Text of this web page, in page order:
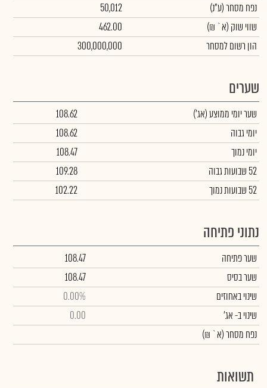
נפח מסחר(ע"נ)
50,012
שווי שוק (א` ₪)
462.00
הון רשום למסחר
300,000,000
שערים
שער יומי ממוצע(אג')
108.62
יומי גבוה
108.62
יומי נמוך
108.47
52 שבועות גבוה
109.28
52 שבועות נמוך
102.22
נתוני פתיחה
שער פתיחה
108.47
שער בסיס
108.47
שינוי באחוזים
0.00%
שינויב- אג'
0.00
נפח מסחר(א` ₪)
תשואות